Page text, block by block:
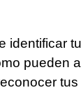
identificar
pueden